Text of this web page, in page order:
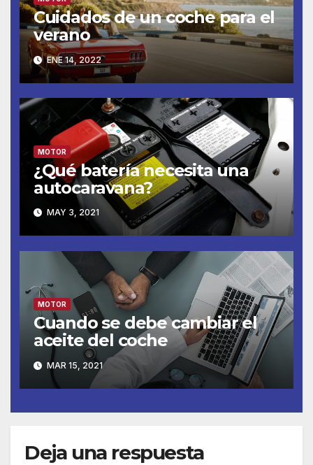
Cuidados de un coche para el
verano
ENE 14, 2022
MOTOR
¿Qué batería necesita una
autocaravana?
MAY 3, 2021
MOTOR
Cuando se debe cambiar el
aceite del coche
MAR 15, 2021
Deja una respuesta